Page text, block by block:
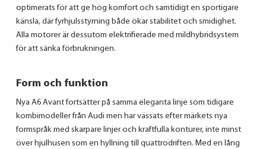
optimerats för att ge hög komfort och samtidigt en sportigare
känsla, där fyrhjulsstyrning både ökar stabilitet och smidighet.
Alla motorer är dessutom elektrifierade med mildhybridsystem
för att sänka förbrukningen.
Form och funktion
Nya A6 Avant fortsätter på samma eleganta linje som tidigare
kombimodeller från Audi men har vässats efter märkets nya
formspråk med skarpare linjer och kraftfulla konturer, inte minst
över hjulhusen som en hyllning till quattrodriften. Med en lång